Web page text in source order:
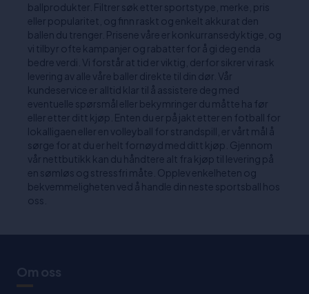
ballprodukter. Filtrer søk etter sportstype, merke, pris
eller popularitet, og finn raskt og enkelt akkurat den
ballen du trenger. Prisene våre er konkurransedyktige, og
vi tilbyr ofte kampanjer og rabatter for å gi deg enda
bedre verdi. Vi forstår at tid er viktig, derfor sikrer vi rask
levering av alle våre baller direkte til din dør. Vår
kundeservice er alltid klar til å assistere deg med
eventuelle spørsmål eller bekymringer du måtte ha før
eller etter ditt kjøp. Enten du er på jakt etter en fotball for
lokalligaen eller en volleyball for strandspill, er vårt mål å
sørge for at du er helt fornøyd med ditt kjøp. Gjennom
vår nettbutikk kan du håndtere alt fra kjøp til levering på
en sømløs og stressfri måte. Opplev enkelheten og
bekvemmeligheten ved å handle din neste sportsball hos
oss.
Om oss